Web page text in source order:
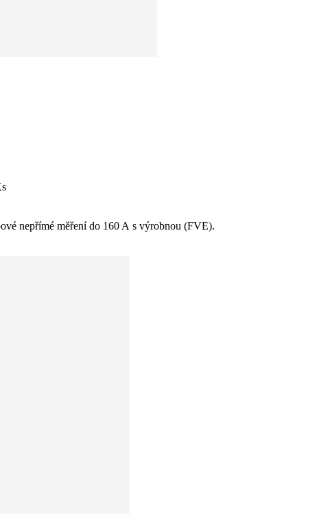
nepřímé měření do 160 A s výrobnou (FVE).